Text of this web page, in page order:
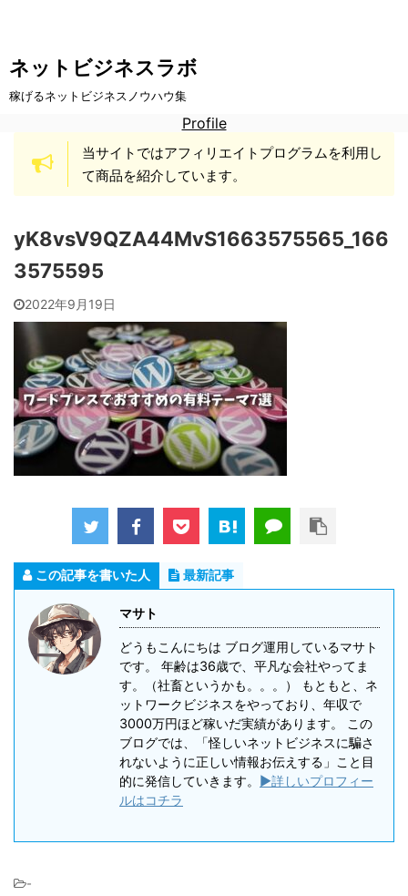
ネットビジネスラボ
稼げるネットビジネスノウハウ集
Profile
当サイトではアフィリエイトプログラムを利用し
て商品を紹介しています。
yK8vsV9QZA44MvS1663575565_166
3575595
2022年9月19日
この記事を書いた人 最新記事
マサト
どうもこんにちは ブログ運用しているマサト
です。 年齢は36歳で、平凡な会社やってま
す。（社畜というかも。。。） もともと、ネ
ットワークビジネスをやっており、年収で
3000万円ほど稼いだ実績があります。 この
ブログでは、「怪しいネットビジネスに騙さ
れないように正しい情報お伝えする」こと目
的に発信していきます。 ▶詳しいプロフィー
ルはコチラ
-